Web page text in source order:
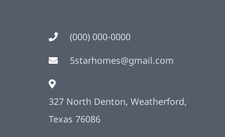
(000) 000-0000
5starhomes@gmail.com
327 North Denton, Weatherford,
Texas 76086